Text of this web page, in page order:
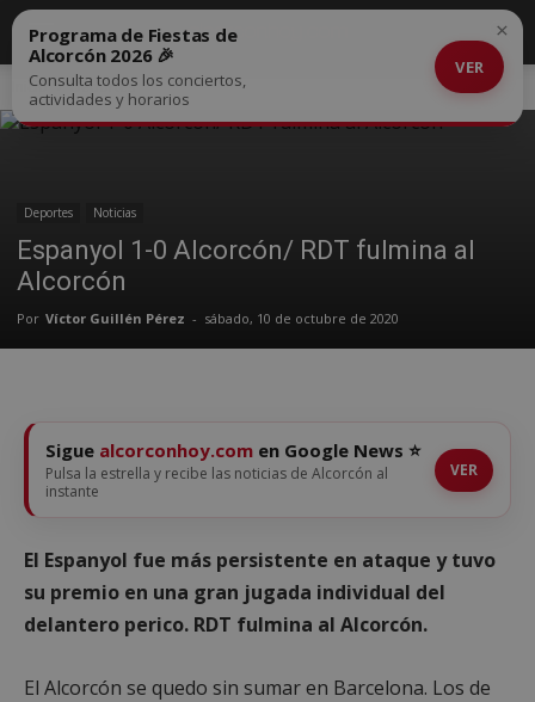
Inicio Deportes
Deportes Noticias
Espanyol 1-0 Alcorcón/ RDT fulmina al
Alcorcón
Por Víctor Guillén Pérez - sábado, 10 de octubre de 2020
Programa de Fiestas de
Alcorcón 2026 🎉
Consulta todos los conciertos,
actividades y horarios
VER
×
Sigue alcorconhoy.com en Google News ⭐
Pulsa la estrella y recibe las noticias de Alcorcón al
instante
VER
El Espanyol fue más persistente en ataque y tuvo
su premio en una gran jugada individual del
delantero perico. RDT fulmina al Alcorcón.
El Alcorcón se quedo sin sumar en Barcelona. Los de